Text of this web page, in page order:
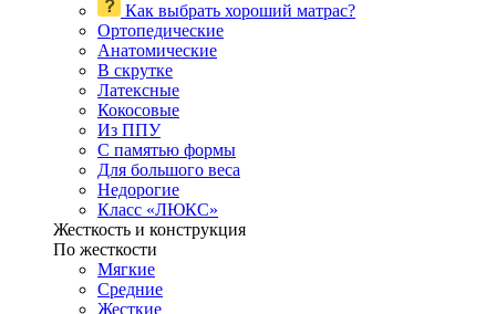
Как выбрать хороший матрас?
Ортопедические
Анатомические
В скрутке
Латексные
Кокосовые
Из ППУ
С памятью формы
Для большого веса
Недорогие
Класс «ЛЮКС»
Жесткость и конструкция
По жесткости
Мягкие
Средние
Жесткие